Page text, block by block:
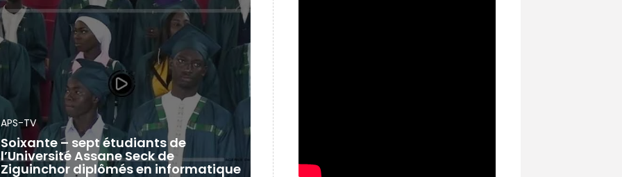
APS-TV
Soixante – sept étudiants de
l’Université Assane Seck de
Ziguinchor diplômés en informatique